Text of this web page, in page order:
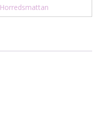
Horredsmattan